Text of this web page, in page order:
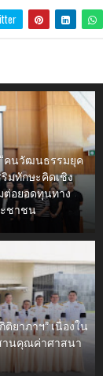
คนวัฒนธรรมยุค
มทักษะคิดเชิง
ต่อยอดทุนทาง
ชาชน
ยาภาฯ” เนื่องใน
านคุณค่าศาสนา